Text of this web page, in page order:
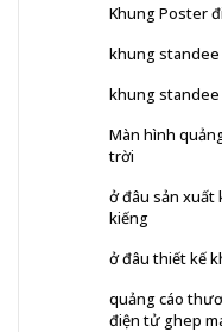
Khung Poster
khung standee
khung
Màn hình
trời
ở đâu sản xuất
kiếng
ở đâu thiết kế
quảng cáo
điện tử ghep